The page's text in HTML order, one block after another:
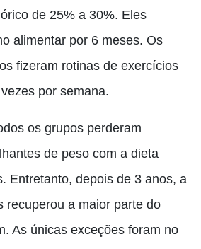
de 25% a 30%. Eles
alimentar por 6 meses. Os
fizeram rotinas de exercícios
por semana.
os grupos perderam
de peso com a dieta
Entretanto, depois de 3 anos, a
recuperou a maior parte do
As únicas exceções foram no